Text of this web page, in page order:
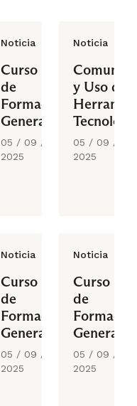
Noticia
Curso
de
Formación
General
05 / 09 /
2025
Noticia
y Uso de
05 / 09 /
2025
Noticia
Curso
de
Formación
General
05 / 09 /
2025
Noticia
Curso
de
General
05 / 09 /
2025